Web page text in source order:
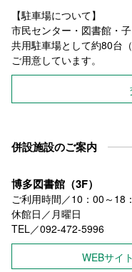
【駐車場について】
市民センター・図書館・
共用駐車場として約80台
ご用意しています。
併設施設のご案内
博多図書館（3F）
ご利用時間／10：00～18
休館日／月曜日
TEL／092-472-5996
WEBサイト